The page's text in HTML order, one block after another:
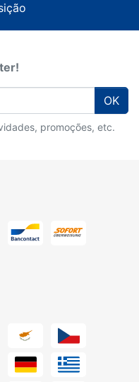
OK
promoções, etc.